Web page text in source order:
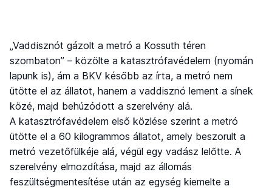
„Vaddisznót gázolt a metró a Kossuth téren
szombaton” – közölte a katasztrófavédelem (nyomán
lapunk is), ám a BKV később az írta, a metró nem
ütötte el az állatot, hanem a vaddisznó lement a sínek
közé, majd behúzódott a szerelvény alá.
A katasztrófavédelem első közlése szerint a metró
ütötte el a 60 kilogrammos állatot, amely beszorult a
metró vezetőfülkéje alá, végül egy vadász lelőtte. A
szerelvény elmozdítása, majd az állomás
feszültségmentesítése után az egység kiemelte a